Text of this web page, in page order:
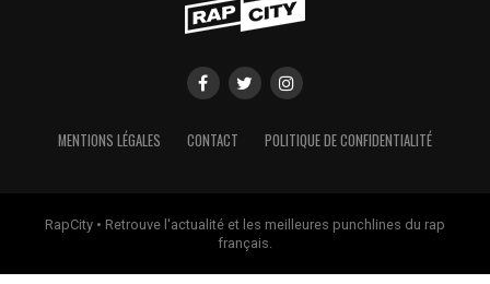
MENTIONS LÉGALES CONTACT POLITIQUE DE CONFIDENTIALITÉ
RapCity • Retrouve l'actualité et les meilleures punchlines du rap
français.